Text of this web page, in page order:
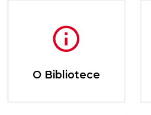
O Bibliotece